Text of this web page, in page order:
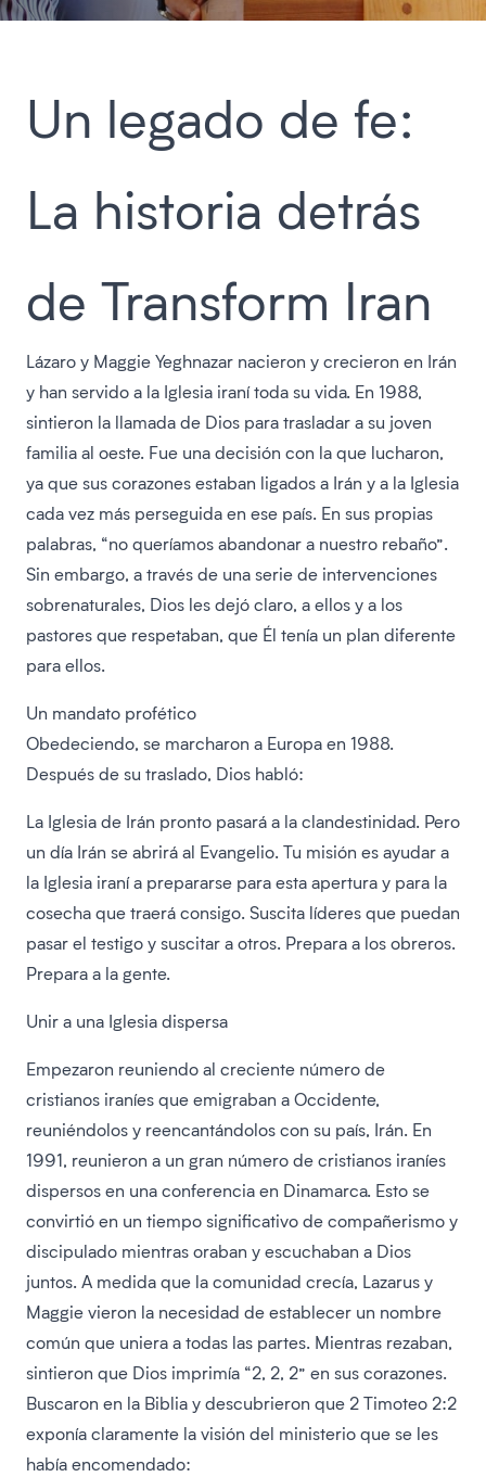
Un legado de fe:
La historia detrás
de Transform Iran
Lázaro y Maggie Yeghnazar nacieron y crecieron en Irán
y han servido a la Iglesia iraní toda su vida. En 1988,
sintieron la llamada de Dios para trasladar a su joven
familia al oeste. Fue una decisión con la que lucharon,
ya que sus corazones estaban ligados a Irán y a la Iglesia
cada vez más perseguida en ese país. En sus propias
palabras, “no queríamos abandonar a nuestro rebaño”.
Sin embargo, a través de una serie de intervenciones
sobrenaturales, Dios les dejó claro, a ellos y a los
pastores que respetaban, que Él tenía un plan diferente
para ellos.
Un mandato profético
Obedeciendo, se marcharon a Europa en 1988.
Después de su traslado, Dios habló:
La Iglesia de Irán pronto pasará a la clandestinidad. Pero
un día Irán se abrirá al Evangelio. Tu misión es ayudar a
la Iglesia iraní a prepararse para esta apertura y para la
cosecha que traerá consigo. Suscita líderes que puedan
pasar el testigo y suscitar a otros. Prepara a los obreros.
Prepara a la gente.
Unir a una Iglesia dispersa
Empezaron reuniendo al creciente número de
cristianos iraníes que emigraban a Occidente,
reuniéndolos y reencantándolos con su país, Irán. En
1991, reunieron a un gran número de cristianos iraníes
dispersos en una conferencia en Dinamarca. Esto se
convirtió en un tiempo significativo de compañerismo y
discipulado mientras oraban y escuchaban a Dios
juntos. A medida que la comunidad crecía, Lazarus y
Maggie vieron la necesidad de establecer un nombre
común que uniera a todas las partes. Mientras rezaban,
sintieron que Dios imprimía “2, 2, 2” en sus corazones.
Buscaron en la Biblia y descubrieron que 2 Timoteo 2:2
exponía claramente la visión del ministerio que se les
había encomendado: